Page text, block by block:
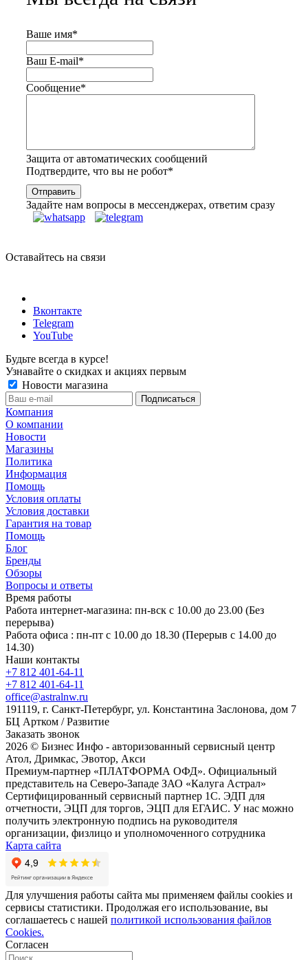
Ваше имя*
Ваш E-mail*
Сообщение*
Защита от автоматических сообщений
Подтвердите, что вы не робот*
Задайте нам вопросы в мессенджерах, ответим сразу
Оставайтесь на связи
Вконтакте
Telegram
YouTube
Будьте всегда в курсе!
Узнавайте о скидках и акциях первым
Новости магазина
Компания
О компании
Новости
Магазины
Политика
Информация
Помощь
Условия оплаты
Условия доставки
Гарантия на товар
Помощь
Блог
Бренды
Обзоры
Вопросы и ответы
Время работы
Работа интернет-магазина: пн-вск с 10.00 до 23.00 (Без
перерыва)
Работа офиса : пн-пт с 10.00 до 18.30 (Перерыв с 14.00 до
14.30)
Наши контакты
+7 812 401-64-11
+7 812 401-64-11
office@astralnw.ru
191119, г. Санкт-Петербург, ул. Константина Заслонова, дом 7
БЦ Артком / Развитие
Заказать звонок
2026 © Бизнес Инфо - авторизованный сервисный центр
Атол, Дримкас, Эвотор, Акси
Премиум-партнер «ПЛАТФОРМА ОФД». Официальный
представитель на Северо-Западе ЗАО «Калуга Астрал»
Сертифицированный сервисный партнер 1C. ЭДП для
отчетности, ЭЦП для торгов, ЭЦП для ЕГАИС. У нас можно
получить электронную подпись на руководителя
организации, физлицо и уполномоченного сотрудника
Карта сайта
Для улучшения работы сайта мы применяем файлы cookies и
сервисы статистики. Продолжая его использование, вы
соглашаетесь с нашей политикой использования файлов
Cookies.
Согласен